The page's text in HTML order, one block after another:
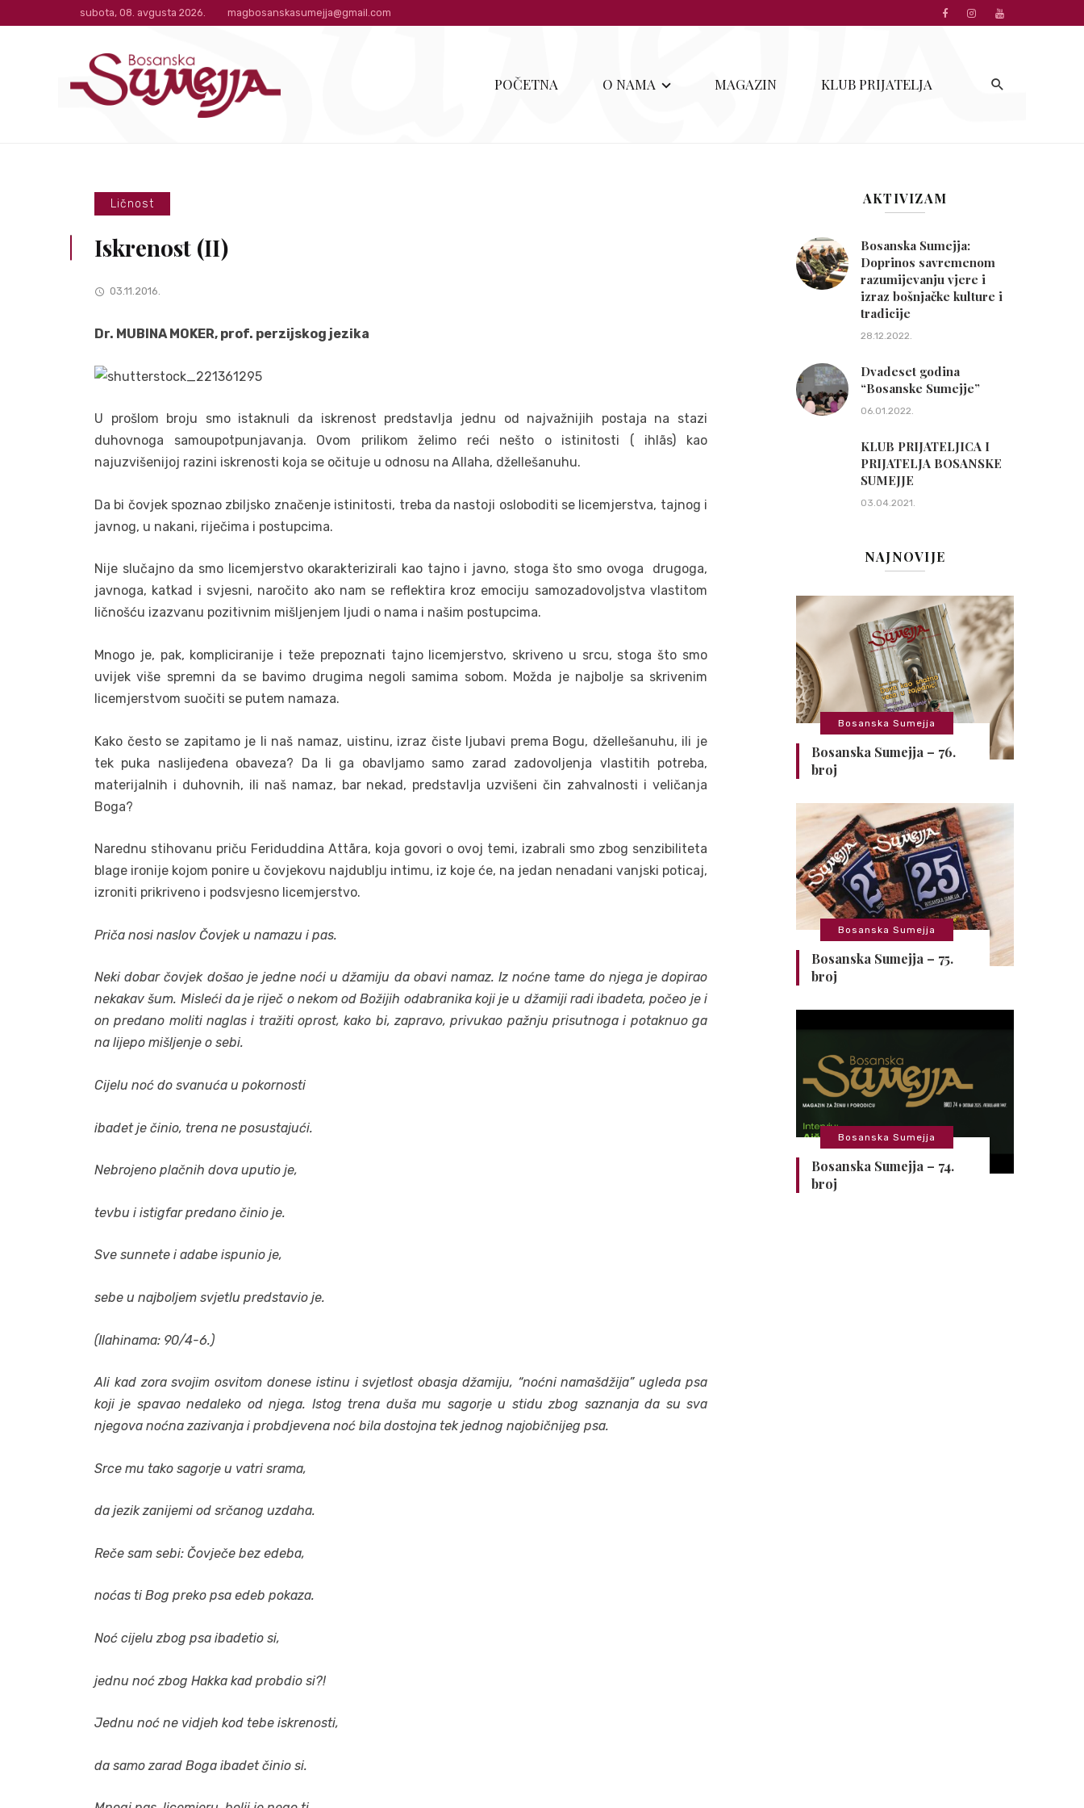
subota, 08. avgusta 2026. magbosanskasumejja@gmail.com
POČETNA O NAMA MAGAZIN KLUB PRIJATELJA
Ličnost
Iskrenost (II)
03.11.2016.
Dr. MUBINA MOKER, prof. perzijskog jezika
U prošlom broju smo istaknuli da iskrenost predstavlja jednu od najvažnijih postaja na stazi
duhovnoga samoupotpunjavanja. Ovom prilikom želimo reći nešto o istinitosti ( ihlãs) kao
najuzvišenijoj razini iskrenosti koja se očituje u odnosu na Allaha, džellešanuhu.
Da bi čovjek spoznao zbiljsko značenje istinitosti, treba da nastoji osloboditi se licemjerstva, tajnog i
javnog, u nakani, riječima i postupcima.
Nije slučajno da smo licemjerstvo okarakterizirali kao tajno i javno, stoga što smo ovoga drugoga,
javnoga, katkad i svjesni, naročito ako nam se reflektira kroz emociju samozadovoljstva vlastitom
ličnošću izazvanu pozitivnim mišljenjem ljudi o nama i našim postupcima.
Mnogo je, pak, kompliciranije i teže prepoznati tajno licemjerstvo, skriveno u srcu, stoga što smo
uvijek više spremni da se bavimo drugima negoli samima sobom. Možda je najbolje sa skrivenim
licemjerstvom suočiti se putem namaza.
Kako često se zapitamo je li naš namaz, uistinu, izraz čiste ljubavi prema Bogu, džellešanuhu, ili je
tek puka naslijeđena obaveza? Da li ga obavljamo samo zarad zadovoljenja vlastitih potreba,
materijalnih i duhovnih, ili naš namaz, bar nekad, predstavlja uzvišeni čin zahvalnosti i veličanja
Boga?
Narednu stihovanu priču Feriduddina Attãra, koja govori o ovoj temi, izabrali smo zbog senzibiliteta
blage ironije kojom ponire u čovjekovu najdublju intimu, iz koje će, na jedan nenadani vanjski poticaj,
izroniti prikriveno i podsvjesno licemjerstvo.
Priča nosi naslov Čovjek u namazu i pas.
Neki dobar čovjek došao je jedne noći u džamiju da obavi namaz. Iz noćne tame do njega je dopirao
nekakav šum. Misleći da je riječ o nekom od Božijih odabranika koji je u džamiji radi ibadeta, počeo je i
on predano moliti naglas i tražiti oprost, kako bi, zapravo, privukao pažnju prisutnoga i potaknuo ga
na lijepo mišljenje o sebi.
Cijelu noć do svanuća u pokornosti
ibadet je činio, trena ne posustajući.
Nebrojeno plačnih dova uputio je,
tevbu i istigfar predano činio je.
Sve sunnete i adabe ispunio je,
sebe u najboljem svjetlu predstavio je.
(Ilahinama: 90/4-6.)
Ali kad zora svojim osvitom donese istinu i svjetlost obasja džamiju, “noćni namašdžija” ugleda psa
koji je spavao nedaleko od njega. Istog trena duša mu sagorje u stidu zbog saznanja da su sva
njegova noćna zazivanja i probdjevena noć bila dostojna tek jednog najobičnijeg psa.
Srce mu tako sagorje u vatri srama,
da jezik zanijemi od srčanog uzdaha.
Reče sam sebi: Čovječe bez edeba,
noćas ti Bog preko psa edeb pokaza.
Noć cijelu zbog psa ibadetio si,
jednu noć zbog Hakka kad probdio si?!
Jednu noć ne vidjeh kod tebe iskrenosti,
da samo zarad Boga ibadet činio si.
AKTIVIZAM
Bosanska Sumejja:
Doprinos savremenom
razumijevanju vjere i
izraz bošnjačke kulture i
tradicije
28.12.2022.
Dvadeset godina
“Bosanske Sumejje”
06.01.2022.
KLUB PRIJATELJICA I
PRIJATELJA BOSANSKE
SUMEJJE
03.04.2021.
NAJNOVIJE
Bosanska Sumejja
Bosanska Sumejja – 76.
broj
Bosanska Sumejja
Bosanska Sumejja – 75.
broj
Bosanska Sumejja
Bosanska Sumejja – 74.
broj